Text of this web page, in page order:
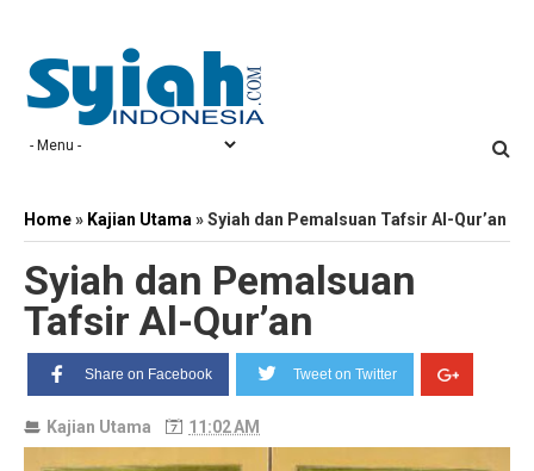
Home» Kajian Utama »Syiah dan Pemalsuan Tafsir Al-Qur’an
Syiah dan Pemalsuan
Tafsir Al-Qur’an
Share on Facebook Tweet on Twitter
Kajian Utama 11:02 AM